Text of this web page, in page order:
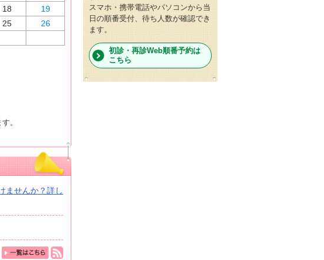
18
19
25
26
。
ませんか？詳し
スマホ・携帯電話やパソコンから当
日の順番受付、待ち人数が確認でき
ます。
初診・再診Web順番予約は
こちら